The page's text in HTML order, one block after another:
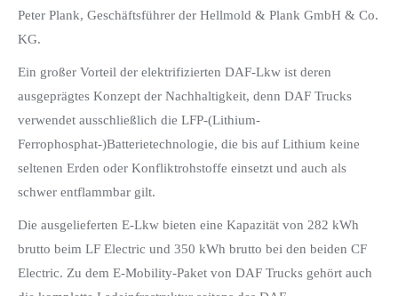
Peter Plank, Geschäftsführer der Hellmold & Plank GmbH & Co.
KG.
Ein großer Vorteil der elektrifizierten DAF-Lkw ist deren
ausgeprägtes Konzept der Nachhaltigkeit, denn DAF Trucks
verwendet ausschließlich die LFP-(Lithium-
Ferrophosphat-)Batterietechnologie, die bis auf Lithium keine
seltenen Erden oder Konfliktrohstoffe einsetzt und auch als
schwer entflammbar gilt.
Die ausgelieferten E-Lkw bieten eine Kapazität von 282 kWh
brutto beim LF Electric und 350 kWh brutto bei den beiden CF
Electric. Zu dem E-Mobility-Paket von DAF Trucks gehört auch